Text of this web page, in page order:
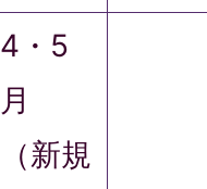
4・5
月
（新規